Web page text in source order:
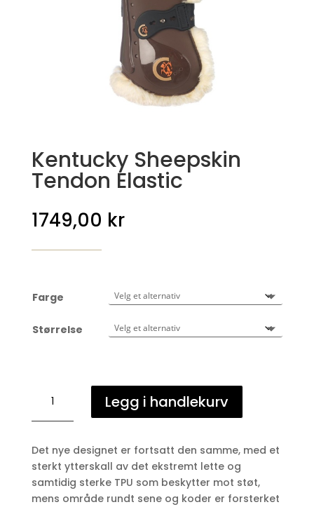
Kentucky Sheepskin
Tendon Elastic
1749,00 kr
Farge
Størrelse
Sheepskin
Tendon
antall
Legg i handlekurv
Det nye designet er fortsatt den samme, med et
sterkt ytterskall av det ekstremt lette og
samtidig sterke TPU som beskytter mot støt,
mens område rundt sene og koder er forsterket